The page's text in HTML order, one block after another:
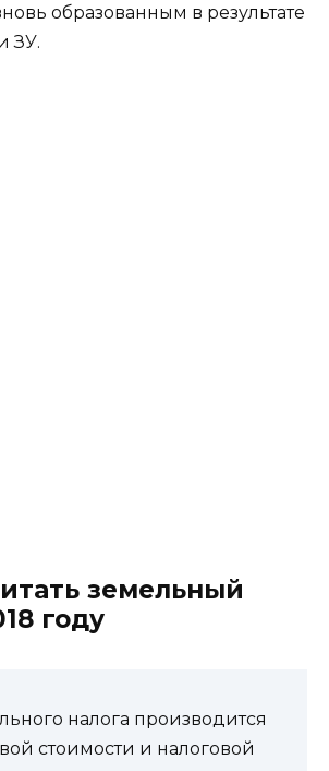
образованным в результате
ЗУ.
земельный
году
налога производится
стоимости и налоговой